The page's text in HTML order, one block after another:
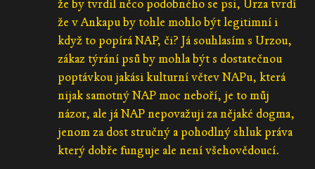
že by tvrdil něco podobného se psi, Urza tvrdí
že v Ankapu by tohle mohlo být legitimní i
když to popírá NAP, či? Já souhlasím s Urzou,
zákaz týrání psů by mohla být s dostatečnou
poptávkou jakási kulturní větev NAPu, která
nijak samotný NAP moc neboří, je to můj
názor, ale já NAP nepovažuji za nějaké dogma,
jenom za dost stručný a pohodlný shluk práva
který dobře funguje ale není všehovědoucí.